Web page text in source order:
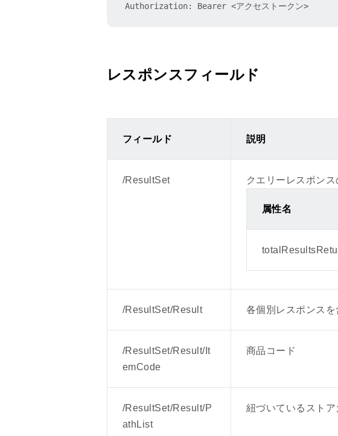
/ResultSet/Result/Variation1～5(バリエーション
/ResultSet/Result/Variation1～5/Name(バリエ
2024年10月30日
「LINEギフト」→「LINE」
レスポンスフィールドに下記項目を追加しました。
/ResultSet/Result/EcoSettingId（環境ラベル /
/ResultSet/Result/EcoSettingEvidenceUrl（環
2023年12月08日
レスポンスフィールドに下記項目を追加しました。
/ResultSet/Result/PointImmediate（獲得ポイン
以下レスポンスフィールドに属性情報を追記しまし
/ResultSet/Result/Video（商品動画ファイル名）
Authorization: Bearer <アクセストークン>
レスポンスフィールド
フィールド 説明
/ResultSet クエリーレスポン
属性名
/ResultSet/Result 各個別レスポンスを
/ResultSet/Result/It
emCode
商品コード
/ResultSet/Result/P
athList
紐づいているストア